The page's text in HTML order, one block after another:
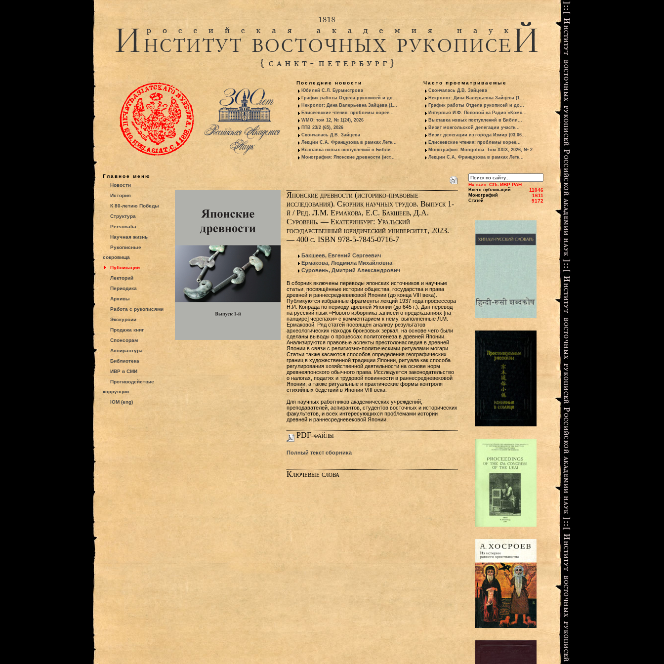
Последние новости
Юбилей С.Л. Бурмистрова
График работы Отдела рукописей и до...
Некролог: Дина Валерьевна Зайцева (1...
Елисеевские чтения: проблемы корее...
WMO: том 12, № 1(24), 2026
ППВ 23/2 (65), 2026
Скончалась Д.В. Зайцева
Лекции С.А. Французова в рамках Летн...
Выставка новых поступлений в Библи...
Монография: Японские древности (ист...
Часто просматриваемые
Скончалась Д.В. Зайцева
Некролог: Дина Валерьевна Зайцева (1...
График работы Отдела рукописей и до...
Интервью И.Ф. Поповой на Радио «Комс...
Выставка новых поступлений в Библи...
Визит монгольской делегации участн...
Визит делегации из города Измир (03.06...
Елисеевские чтения: проблемы корее...
Монография: Mongolica. Том XXIX, 2026, № 2
Лекции С.А. Французова в рамках Летн...
Главное меню
Новости
История
К 80-летию Победы
Структура
Personalia
Научная жизнь
Рукописные
сокровища
Публикации
Лекторий
Периодика
Архивы
Работа с рукописями
Экскурсии
Продажа книг
Спонсорам
Аспирантура
Библиотека
ИВР в СМИ
Противодействие
коррупции
IOM (eng)
Японские древности (историко-правовые
исследования). Сборник научных трудов. Выпуск 1-
й / Ред. Л.М. Ермакова, Е.С. Бакшеев, Д.А.
Суровень. — Екатеринбург: Уральский
государственный юридический университет, 2023.
— 400 с. ISBN 978-5-7845-0716-7
Бакшеев, Евгений Сергеевич
Ермакова, Людмила Михайловна
Суровень, Дмитрий Александрович
В сборник включены переводы японских источников и научные
статьи, посвящённые истории общества, государства и права
древней и раннесредневековой Японии (до конца VIII века).
Публикуются избранные фрагменты лекций 1937 года профессора
Н.И. Конрада по периоду древней Японии (до 645 г.). Дан перевод
на русский язык «Нового изборника записей о предсказаниях [на
панцире] черепахи» с комментарием к нему, выполненные Л.М.
Ермаковой. Ряд статей посвящён анализу результатов
археологических находок бронзовых зеркал, на основе чего были
сделаны выводы о процессах политогенеза в древней Японии.
Анализируются правовые аспекты престолонаследия в древней
Японии в связи с религиозно-политическими ритуалами могари.
Статьи также касаются способов определения географических
границ в художественной традиции Японии, ритуала как способа
регулирования хозяйственной деятельности на основе норм
древнеяпонского обычного права. Исследуется законодательство
о налогах, податях и трудовой повинности в раннесредневековой
Японии; а также ритуальные и практические формы контроля
стихийных бедствий в Японии VIII века.
Для научных работников академических учреждений,
преподавателей, аспирантов, студентов восточных и исторических
факультетов, и всех интересующихся проблемами истории
древней и раннесредневековой Японии.
PDF-файлы
Полный текст сборника
Ключевые слова
На сайте СПб ИВР РАН
Всего публикаций 11046
Монографий 1611
Статей 9172